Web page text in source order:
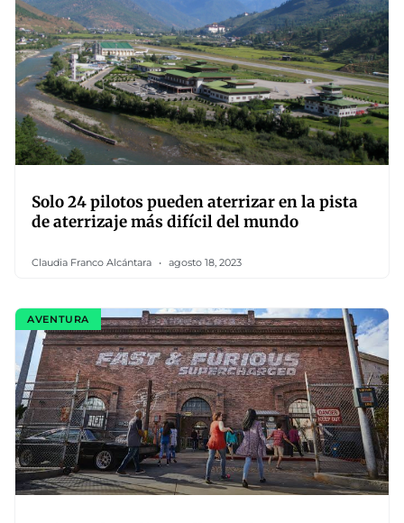
Solo 24 pilotos pueden aterrizar en la pista
de aterrizaje más difícil del mundo
Claudia Franco Alcántara agosto 18, 2023
AVENTURA